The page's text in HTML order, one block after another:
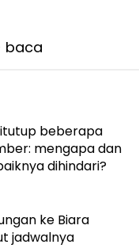
untuk
menggila,
baca
beberapa
mengapa dan
dihindari?
ke Biara
jadwalnya